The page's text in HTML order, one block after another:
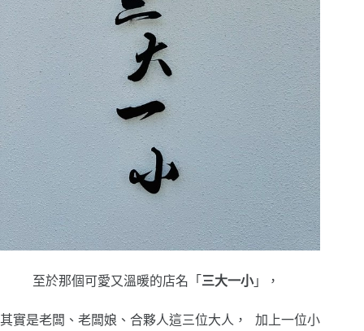
至於那個可愛又溫暖的店名「 三大一小」，
其實是老闆、老闆娘、合夥人這三位大人， 加上一位小